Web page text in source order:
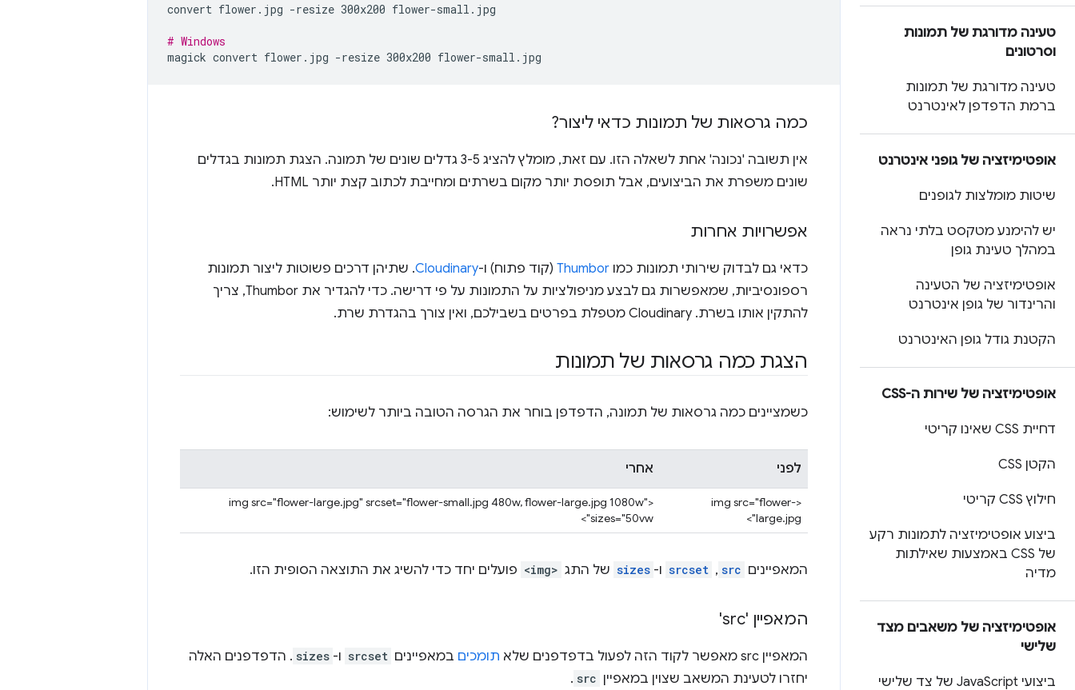
טעינה מדורגת של תמונות
וסרטונים
טעינה מדורגת של תמונות
ברמת הדפדפן לאינטרנט
אופטימיזציה של גופני אינטרנט
שיטות מומלצות לגופנים
יש להימנע מטקסט בלתי נראה
במהלך טעינת גופן
אופטימיזציה של הטעינה
והרינדור של גופן אינטרנט
הקטנת גודל גופן האינטרנט
אופטימיזציה של שירות ה-CSS
דחיית CSS שאינו קריטי
הקטן CSS
חילוץ CSS קריטי
ביצוע אופטימיזציה לתמונות רקע
של CSS באמצעות שאילתות
מדיה
אופטימיזציה של משאבים מצד
שלישי
ביצועי Java Script של צד שלישי
convert flower.jpg -resize 300x200 flower-small.jpg
# Windows
magick convert flower.jpg -resize 300x200
כמה גרסאות של תמונות כדאי ליצור?
אין תשובה 'נכונה' אחת לשאלה הזו. עם זאת, מומלץ להציג 3-5 גדלים שונים של תמונה. הצגת תמונות בגדלים
שונים משפרת את הביצועים, אבל תופסת יותר מקום בשרתים ומחייבת לכתוב קצת יותר HTML.
אפשרויות אחרות
כדאי גם לבדוק שירותי תמונות כמו Thumbor (קוד פתוח) ו-Cloudinary. שתיהן דרכים פשוטות ליצור תמונות
רספונסיביות, שמאפשרות גם לבצע מניפולציות על התמונות על פי דרישה. כדי להגדיר את Thumbor, צריך
להתקין אותו בשרת. Cloudinary מטפלת בפרטים בשבילכם, ואין צורך בהגדרת שרת.
הצגת כמה גרסאות של תמונות
כשמציינים כמה גרסאות של תמונה, הדפדפן בוחר את הגרסה הטובה ביותר לשימוש:
לפני אחרי
<img src="flower-
large.jpg">
<img src="flower-large.jpg" srcset="flower-small.jpg 480w, flower-large.jpg 1080w"
sizes="50vw">
המאפיינים src
,‏
srcset ו- sizes של התג <img> פועלים יחד כדי להשיג את התוצאה הסופית הזו.
המאפיין 'src'
המאפיין src מאפשר לקוד הזה לפעול בדפדפנים שלא תומכים במאפיינים srcset ו- sizes . הדפדפנים האלה
יחזרו לטעינת המשאב שצוין במאפיין src
.